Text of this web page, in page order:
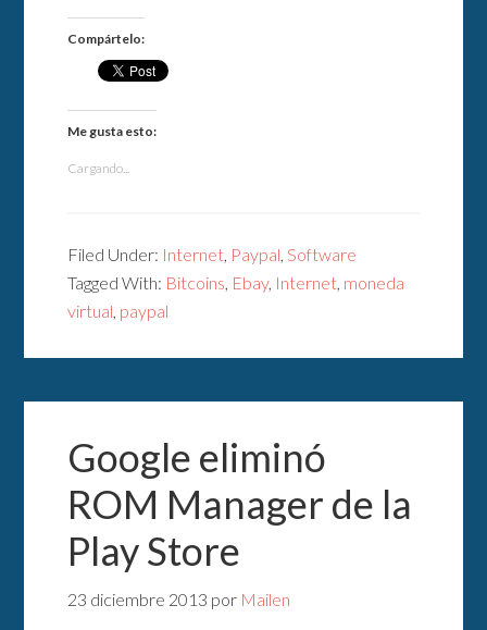
Compártelo:
Me gusta esto:
Cargando...
Filed Under: Internet Paypal Software
Tagged With: Bitcoins Ebay, Internet moneda
virtual paypal
Google eliminó
ROM Manager de la
Play Store
23 diciembre 2013 por Mailen